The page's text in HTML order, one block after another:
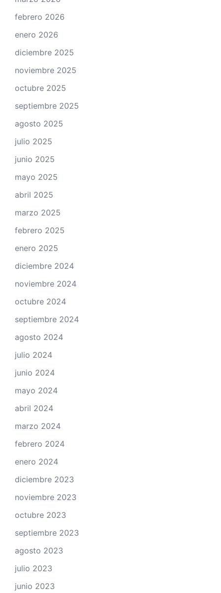
febrero 2026
enero 2026
diciembre 2025
noviembre 2025
octubre 2025
septiembre 2025
agosto 2025
julio 2025
junio 2025
mayo 2025
abril 2025
marzo 2025
febrero 2025
enero 2025
diciembre 2024
noviembre 2024
octubre 2024
septiembre 2024
agosto 2024
julio 2024
junio 2024
mayo 2024
abril 2024
marzo 2024
febrero 2024
enero 2024
diciembre 2023
noviembre 2023
octubre 2023
septiembre 2023
agosto 2023
julio 2023
junio 2023